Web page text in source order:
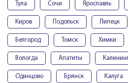
Тула Сочи Ярославль
Киров Подольск Липецк
Белгород Томск Химки
Вологда Апатиты
Одинцово Брянск Калуга